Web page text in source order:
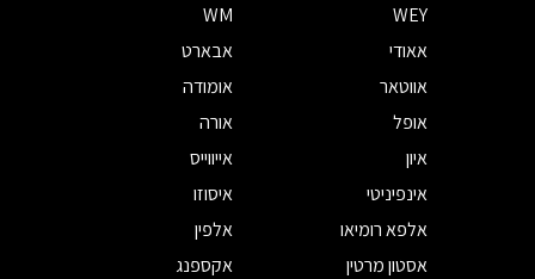
WEY
WM
אאודי
אבארט
אווטאר
אומודה
אופל
אורה
איון
אייווייס
אינפיניטי
איסוזו
אלפא רומיאו
אלפין
אסטון מרטין
אקספנג